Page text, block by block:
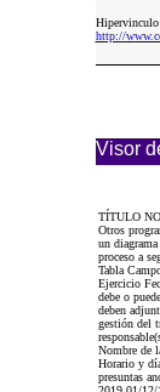
Hipervinculo
http://
Visor
TÍTULO
Otros
un
proceso a
Tabla
Ejercicio
debe o
deben
gestión del
Nombre de
Horario y
presuntas